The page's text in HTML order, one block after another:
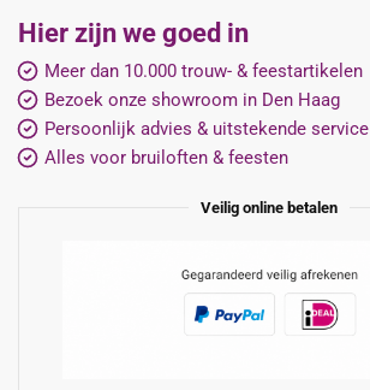
Hier zijn we goed in
Meer dan 10.000 trouw- & feestartikelen
Bezoek onze showroom in Den Haag
Persoonlijk advies & uitstekende service
Alles voor bruiloften & feesten
Veilig online betalen